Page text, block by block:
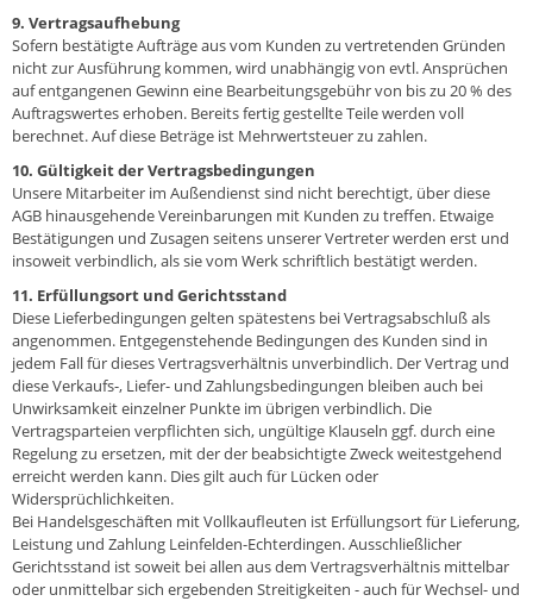
9. Vertragsaufhebung
Sofern bestätigte Aufträge aus vom Kunden zu vertretenden Gründen
nicht zur Ausführung kommen, wird unabhängig von evtl. Ansprüchen
auf entgangenen Gewinn eine Bearbeitungsgebühr von bis zu 20 % des
Auftragswertes erhoben. Bereits fertig gestellte Teile werden voll
berechnet. Auf diese Beträge ist Mehrwertsteuer zu zahlen.
10. Gültigkeit der Vertragsbedingungen
Unsere Mitarbeiter im Außendienst sind nicht berechtigt, über diese
AGB hinausgehende Vereinbarungen mit Kunden zu treffen. Etwaige
Bestätigungen und Zusagen seitens unserer Vertreter werden erst und
insoweit verbindlich, als sie vom Werk schriftlich bestätigt werden.
11. Erfüllungsort und Gerichtsstand
Diese Lieferbedingungen gelten spätestens bei Vertragsabschluß als
angenommen. Entgegenstehende Bedingungen des Kunden sind in
jedem Fall für dieses Vertragsverhältnis unverbindlich. Der Vertrag und
diese Verkaufs-, Liefer- und Zahlungsbedingungen bleiben auch bei
Unwirksamkeit einzelner Punkte im übrigen verbindlich. Die
Vertragsparteien verpflichten sich, ungültige Klauseln ggf. durch eine
Regelung zu ersetzen, mit der der beabsichtigte Zweck weitestgehend
erreicht werden kann. Dies gilt auch für Lücken oder
Widersprüchlichkeiten.
Bei Handelsgeschäften mit Vollkaufleuten ist Erfüllungsort für Lieferung,
Leistung und Zahlung Leinfelden-Echterdingen. Ausschließlicher
Gerichtsstand ist soweit bei allen aus dem Vertragsverhältnis mittelbar
oder unmittelbar sich ergebenden Streitigkeiten - auch für Wechsel- und